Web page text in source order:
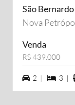
São
Nova
Venda
R$ 439.000
2 vagas na
2 | 33 |